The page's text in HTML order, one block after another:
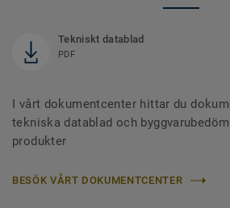
Tekniskt datablad
PDF
I vårt dokumentcenter hittar du
tekniska datablad och
produkter
BESÖK VÅRT DOKUMENTCENTER